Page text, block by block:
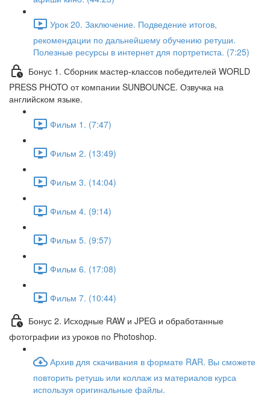
Урок 20. Заключение. Подведение итогов,
рекомендации по дальнейшему обучению ретуши.
Полезные ресурсы в интернет для портретиста. (7:25)
Бонус 1. Сборник мастер-классов победителей WORLD
PRESS PHOTO от компании SUNBOUNCE. Озвучка на
английском языке.
Фильм 1. (7:47)
Фильм 2. (13:49)
Фильм 3. (14:04)
Фильм 4. (9:14)
Фильм 5. (9:57)
Фильм 6. (17:08)
Фильм 7. (10:44)
Бонус 2. Исходные RAW и JPEG и обработанные
фотографии из уроков по Photoshop.
Архив для скачивания в формате RAR. Вы сможете
повторить ретушь или коллаж из материалов курса
используя оригинальные файлы.